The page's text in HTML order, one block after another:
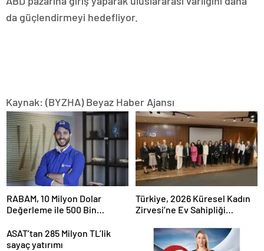
da güçlendirmeyi hedefliyor.
Kaynak: (BYZHA) Beyaz Haber Ajansı
RABAM, 10 Milyon Dolar
Değerleme ile 500 Bin
Türkiye, 2026 Küresel Kadın
Zirvesi’ne Ev Sahipliği
ASAT’tan 285 Milyon TL’lik
sayaç yatırımı